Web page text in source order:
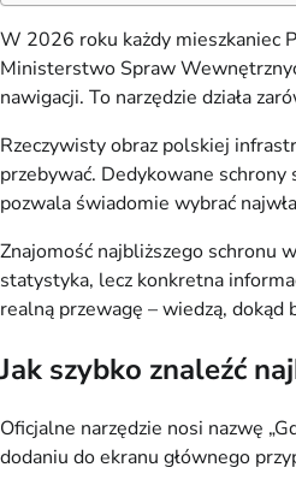
W 2026 roku każdy mieszkaniec
Ministerstwo Spraw
nawigacji. To narzędzie działa
Rzeczywisty obraz polskiej
przebywać. Dedykowane schrony
pozwala świadomie wybrać
Znajomość najbliższego schronu
statystyka, lecz konkretna
realną przewagę – wiedzą, dokąd
Jak szybko znaleźć
Oficjalne narzędzie nosi nazwę
dodaniu do ekranu głównego